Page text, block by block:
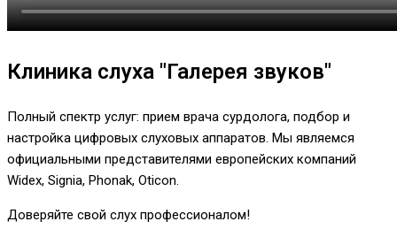
Клиника слуха "Галерея звуков"
Полный спектр услуг: прием врача сурдолога, подбор и
настройка цифровых слуховых аппаратов. Мы являемся
официальными представителями европейских компаний
Widex, Signia, Phonak, Oticon.
Доверяйте свой слух профессионалом!